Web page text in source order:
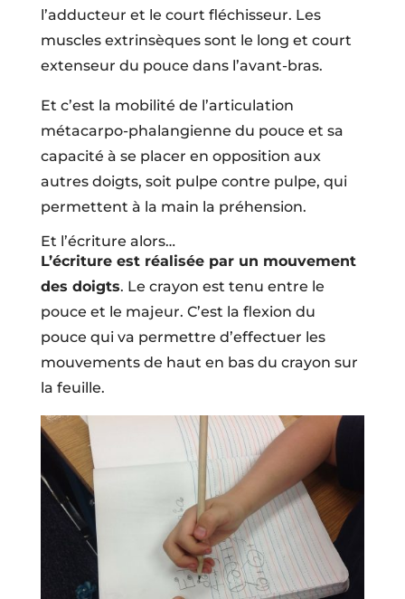
l’adducteur et le court fléchisseur. Les
muscles extrinsèques sont le long et court
extenseur du pouce dans l’avant-bras.
Et c’est la mobilité de l’articulation
métacarpo-phalangienne du pouce et sa
capacité à se placer en opposition aux
autres doigts, soit pulpe contre pulpe, qui
permettent à la main la préhension.
Et l’écriture alors…
L’écriture est réalisée par un mouvement
des doigts. Le crayon est tenu entre le
pouce et le majeur. C’est la flexion du
pouce qui va permettre d’effectuer les
mouvements de haut en bas du crayon sur
la feuille.